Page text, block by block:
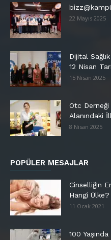
22 Mayıs 2025
Dijital
12 Nisan
15 Nisan 2025
Otc Derneği
Alanındaki
8 Nisan 2025
POPÜLER MESAJLAR
Cinselliğin
Hangi Ülke?
11 Ocak 2021
100